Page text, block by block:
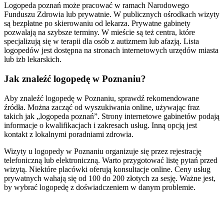
Logopeda poznań może pracować w ramach Narodowego
Funduszu Zdrowia lub prywatnie. W publicznych ośrodkach wizyty
są bezpłatne po skierowaniu od lekarza. Prywatne gabinety
pozwalają na szybsze terminy. W mieście są też centra, które
specjalizują się w terapii dla osób z autizmem lub afazją. Lista
logopedów jest dostępna na stronach internetowych urzędów miasta
lub izb lekarskich.
Jak znaleźć logopedę w Poznaniu?
Aby znaleźć logopedę w Poznaniu, sprawdź rekomendowane
źródła. Można zacząć od wyszukiwania online, używając fraz
takich jak „logopeda poznań”. Strony internetowe gabinetów podają
informacje o kwalifikacjach i zakresach usług. Inną opcją jest
kontakt z lokalnymi poradniami zdrowia.
Wizyty u logopedy w Poznaniu organizuje się przez rejestrację
telefoniczną lub elektroniczną. Warto przygotować listę pytań przed
wizytą. Niektóre placówki oferują konsultacje online. Ceny usług
prywatnych wahają się od 100 do 200 złotych za sesję. Ważne jest,
by wybrać logopedę z doświadczeniem w danym problemie.